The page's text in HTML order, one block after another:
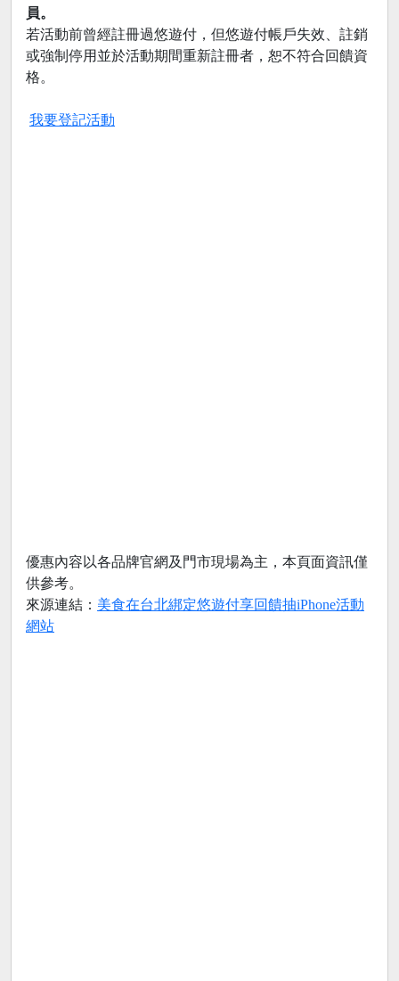
員。
若活動前曾經註冊過悠遊付，但悠遊付帳戶失效、註銷
或強制停用並於活動期間重新註冊者，恕不符合回饋資
格。
我要登記活動
優惠內容以各品牌官網及門市現場為主，本頁面資訊僅
供參考。
來源連結： 美食在台北綁定悠遊付享回饋抽iPhone活動
網站